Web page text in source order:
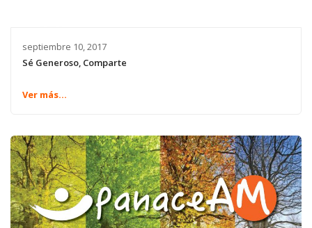
septiembre 10, 2017
Sé Generoso, Comparte
Ver más...